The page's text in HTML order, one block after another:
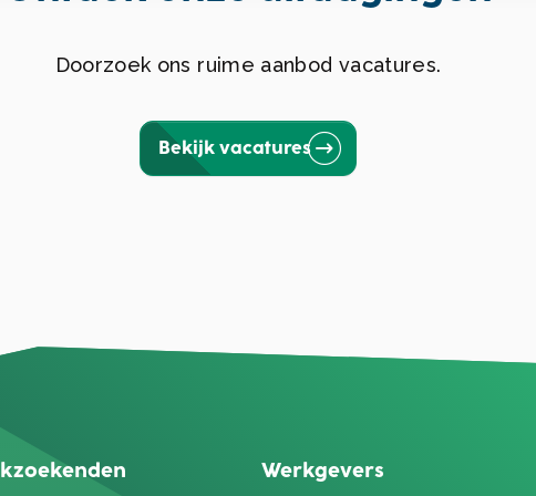
Doorzoek ons ruime aanbod vacatures.
Bekijk vacatures
Werkgevers